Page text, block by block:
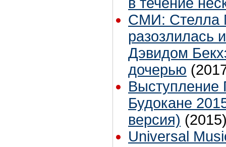
СМИ: Стелла
разозлилась
Дэвидом
дочерью
Выступление
Будокане
версия)
Universal